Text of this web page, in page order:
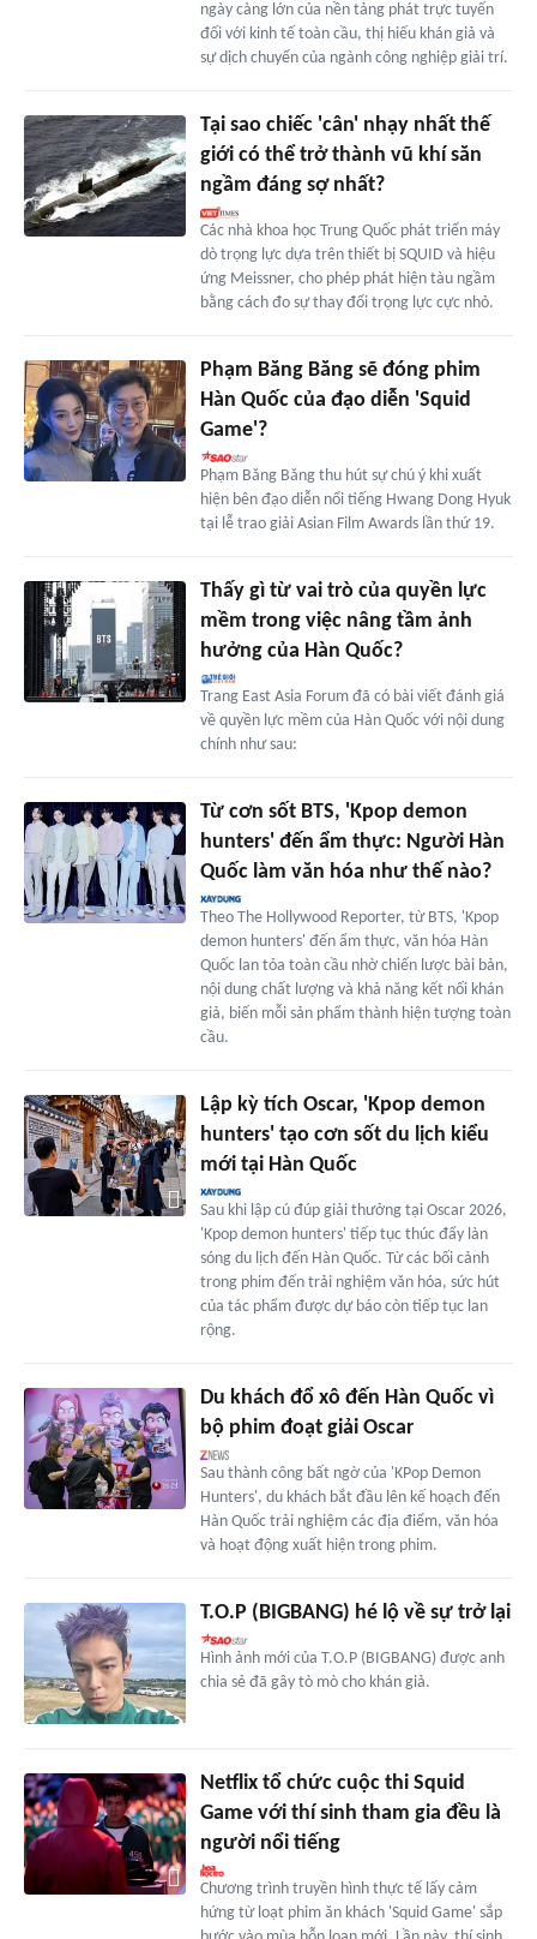
ngày càng lớn của nền tảng phát trực tuyến
đối với kinh tế toàn cầu, thị hiếu khán giả và
sự dịch chuyển của ngành công nghiệp giải trí.
Tại sao chiếc 'cân' nhạy nhất thế
giới có thể trở thành vũ khí săn
ngầm đáng sợ nhất?
Các nhà khoa học Trung Quốc phát triển máy
dò trọng lực dựa trên thiết bị SQUID và hiệu
ứng Meissner, cho phép phát hiện tàu ngầm
bằng cách đo sự thay đổi trọng lực cực nhỏ.
Phạm Băng Băng sẽ đóng phim
Hàn Quốc của đạo diễn 'Squid
Game'?
Phạm Băng Băng thu hút sự chú ý khi xuất
hiện bên đạo diễn nổi tiếng Hwang Dong Hyuk
tại lễ trao giải Asian Film Awards lần thứ 19.
Thấy gì từ vai trò của quyền lực
mềm trong việc nâng tầm ảnh
hưởng của Hàn Quốc?
Trang East Asia Forum đã có bài viết đánh giá
về quyền lực mềm của Hàn Quốc với nội dung
chính như sau:
Từ cơn sốt BTS, 'Kpop demon
hunters' đến ẩm thực: Người Hàn
Quốc làm văn hóa như thế nào?
Theo The Hollywood Reporter, từ BTS, 'Kpop
demon hunters' đến ẩm thực, văn hóa Hàn
Quốc lan tỏa toàn cầu nhờ chiến lược bài bản,
nội dung chất lượng và khả năng kết nối khán
giả, biến mỗi sản phẩm thành hiện tượng toàn
cầu.
Lập kỳ tích Oscar, 'Kpop demon
hunters' tạo cơn sốt du lịch kiểu
mới tại Hàn Quốc
Sau khi lập cú đúp giải thưởng tại Oscar 2026,
'Kpop demon hunters' tiếp tục thúc đẩy làn
sóng du lịch đến Hàn Quốc. Từ các bối cảnh
trong phim đến trải nghiệm văn hóa, sức hút
của tác phẩm được dự báo còn tiếp tục lan
rộng.
Du khách đổ xô đến Hàn Quốc vì
bộ phim đoạt giải Oscar
Sau thành công bất ngờ của 'KPop Demon
Hunters', du khách bắt đầu lên kế hoạch đến
Hàn Quốc trải nghiệm các địa điểm, văn hóa
và hoạt động xuất hiện trong phim.
T.O.P (BIGBANG) hé lộ về sự trở lại
Hình ảnh mới của T.O.P (BIGBANG) được anh
chia sẻ đã gây tò mò cho khán giả.
Netflix tổ chức cuộc thi Squid
Game với thí sinh tham gia đều là
người nổi tiếng
Chương trình truyền hình thực tế lấy cảm
hứng từ loạt phim ăn khách 'Squid Game' sắp